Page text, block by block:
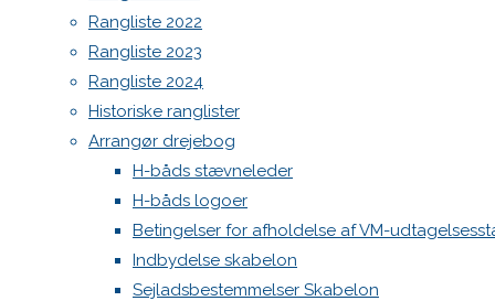
Rangliste 2022
Rangliste 2023
Rangliste 2024
Historiske ranglister
Arrangør drejebog
H-båds stævneleder
H-båds logoer
Betingelser for afholdelse af VM-
Indbydelse skabelon
Sejladsbestemmelser Skabelon
på DBA
https://www.dba.dk/h-
baad/id-
1113966487/?
Interesseret
i hurtig
handel
WordPress.org
Top